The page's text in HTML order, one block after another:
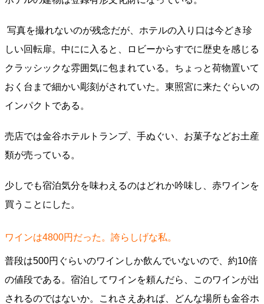
写真を撮れないのが残念だが、ホテルの入り口は今どき珍
しい回転扉。中にに入ると、ロビーからすでに歴史を感じる
クラッシックな雰囲気に包まれている。ちょっと荷物置いて
おく台まで細かい彫刻がされていた。東照宮に来たぐらいの
インパクトである。
売店では金谷ホテルトランプ、手ぬぐい、お菓子などお土産
類が売っている。
少しでも宿泊気分を味わえるのはどれか吟味し、赤ワインを
買うことにした。
ワインは4800円だった。誇らしげな私。
普段は500円ぐらいのワインしか飲んでいないので、約10倍
の値段である。宿泊してワインを頼んだら、このワインが出
されるのではないか。これさえあれば、どんな場所も金谷ホ